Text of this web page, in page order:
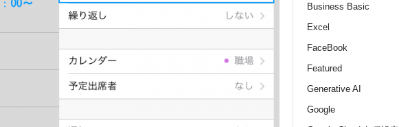
Business Basic
Excel
FaceBook
Featured
Generative AI
Google